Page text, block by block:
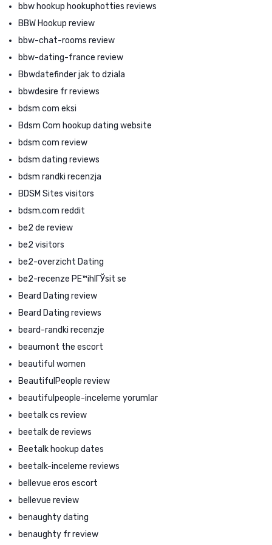
bbw hookup hookuphotties reviews
BBW Hookup review
bbw-chat-rooms review
bbw-dating-france review
Bbwdatefinder jak to dziala
bbwdesire fr reviews
bdsm com eksi
Bdsm Com hookup dating website
bdsm com review
bdsm dating reviews
bdsm randki recenzja
BDSM Sites visitors
bdsm.com reddit
be2 de review
be2 visitors
be2-overzicht Dating
be2-recenze PЕ™ihlГЎsit se
Beard Dating review
Beard Dating reviews
beard-randki recenzje
beaumont the escort
beautiful women
BeautifulPeople review
beautifulpeople-inceleme yorumlar
beetalk cs review
beetalk de reviews
Beetalk hookup dates
beetalk-inceleme reviews
bellevue eros escort
bellevue review
benaughty dating
benaughty fr review